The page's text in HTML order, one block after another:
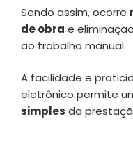
Sendo assim, ocorre
de obra e
ao trabalho manual.
A facilidade e
eletrônico permite
simples da